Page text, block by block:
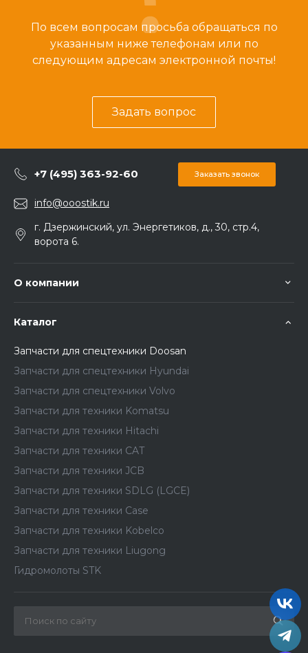
По всем вопросам просьба обращаться по
указанным ниже телефонам или по
следующим адресам электронной почты!
Задать вопрос
+7 (495) 363-92-60 Заказать звонок
info@ooostik.ru
г. Дзержинский, ул. Энергетиков, д., 30, стр.4,
ворота 6.
О компании
Каталог
Запчасти для спецтехники Doosan
Запчасти для спецтехники Hyundai
Запчасти для спецтехники Volvo
Запчасти для техники Komatsu
Запчасти для техники Hitachi
Запчасти для техники CAT
Запчасти для техники JCB
Запчасти для техники SDLG (LGCE)
Запчасти для техники Case
Запчасти для техники Kobelco
Запчасти для техники Liugong
Гидромолоты STK